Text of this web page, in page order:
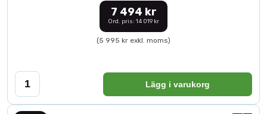
7 494 kr
Ord. pris: 14 019 kr
(5 995 kr exkl. moms)
Lägg i varukorg